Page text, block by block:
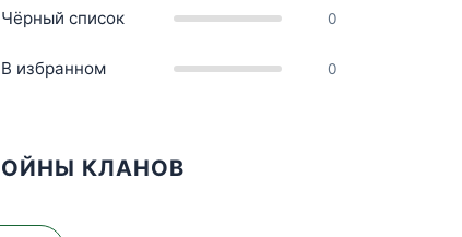
Чёрный список 0
В избранном 0
КЛАНОВ